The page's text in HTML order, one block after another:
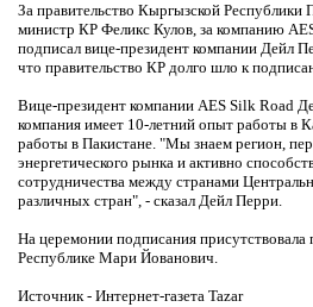
За правительство Кыргызской Республики
министр КР Феликс Кулов, за компанию
подписал вице-президент компании Дейл
что правительство КР долго шло к
Вице-президент компании AES Silk Road
компания имеет 10-летний опыт работы в
работы в Пакистане. "Мы знаем регион,
энергетического рынка и активно
сотрудничества между странами
различных стран", - сказал Дейл Перри.
На церемонии подписания
Республике Мари Йованович.
Источник - Интернет-газета Tazar